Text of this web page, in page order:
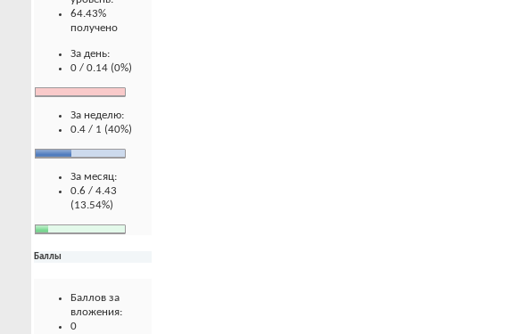
64.43%
получено
За день:
0 / 0.14 (0%)
За неделю:
0.4 / 1 (40%)
За месяц:
0.6 / 4.43
(13.54%)
Баллы
Баллов за
вложения:
0